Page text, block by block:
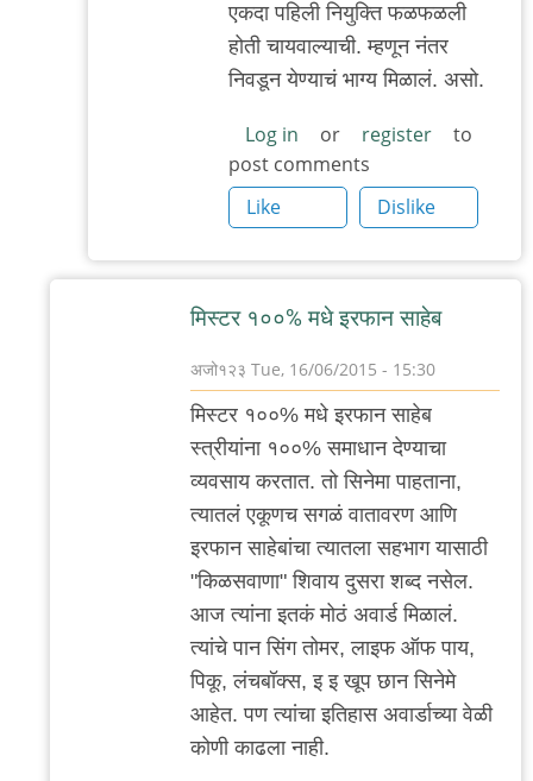
reply
to
नाही,
उदाहरण
बरोबर
आहे,
by
मी
एकदा पहिली नियुक्ति फळफळली
होती चायवाल्याची. म्हणून नंतर
निवडून येण्याचं भाग्य मिळालं. असो.
Log in or register
to
post comments
Like
Dislike
मिस्टर १००% मधे इरफान साहेब
अजो१२३ Tue, 16/06/2015 - 15:30
In
reply
आमच्या
by
मी
मिस्टर १००% मधे इरफान साहेब
स्त्रीयांना १००% समाधान देण्याचा
व्यवसाय करतात. तो सिनेमा पाहताना,
त्यातलं एकूणच सगळं वातावरण आणि
इरफान साहेबांचा त्यातला सहभाग यासाठी
"किळसवाणा" शिवाय दुसरा शब्द नसेल.
आज त्यांना इतकं मोठं अवार्ड मिळालं.
त्यांचे पान सिंग तोमर, लाइफ ऑफ पाय,
पिकू, लंचबॉक्स, इ इ खूप छान सिनेमे
आहेत. पण त्यांचा इतिहास अवार्डाच्या वेळी
कोणी काढला नाही.